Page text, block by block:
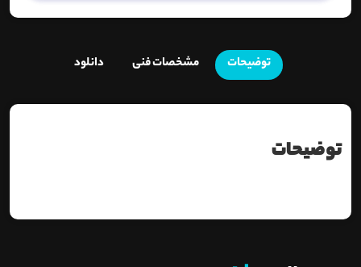
توضیحات مشخصات فنی دانلود
توضیحات